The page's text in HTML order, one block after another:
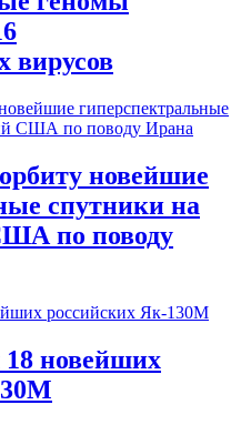
вирусов
новейшие
спутники на
по поводу
18 новейших